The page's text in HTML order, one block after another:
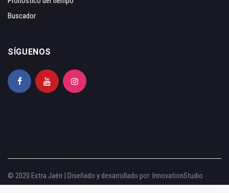
Buscador
SÍGUENOS
© 2020 Extra Jaén | Diseñado y desarrollado por: InnovationStudio